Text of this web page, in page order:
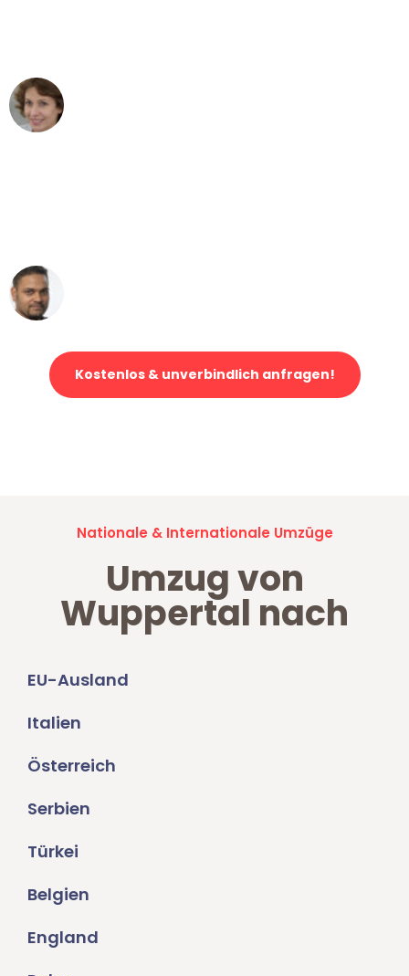
Kostenlos & unverbindlich anfragen!
Nationale & Internationale Umzüge
Umzug von
Wuppertal nach
EU-Ausland
Italien
Österreich
Serbien
Türkei
Belgien
England